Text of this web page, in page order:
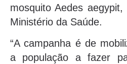
mosquito Aedes
Ministério da Saúde.
“A campanha é de
a população a fazer